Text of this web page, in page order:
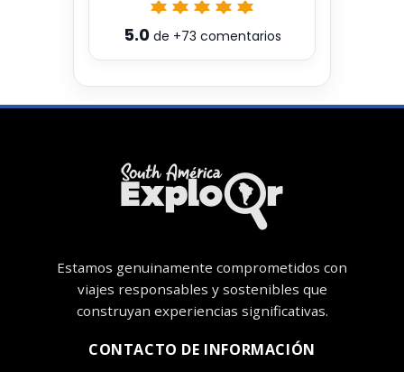
5.0de +73 comentarios
Estamos genuinamente comprometidos con
viajes responsables y sostenibles que
construyan experiencias significativas.
CONTACTO DE INFORMACIÓN